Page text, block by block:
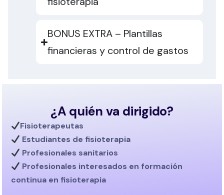
BONUS EXTRA – Plantillas
financieras y control de gastos
¿A quién va dirigido?
Fisioterapeutas
Estudiantes de fisioterapia
Profesionales sanitarios
Profesionales interesados en formación
continua en fisioterapia